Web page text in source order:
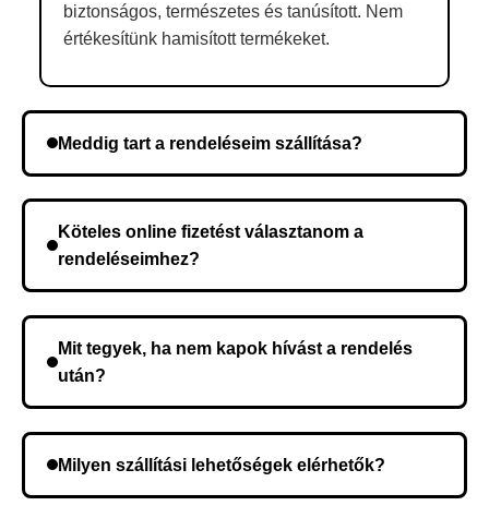
biztonságos, természetes és tanúsított. Nem
értékesítünk hamisított termékeket.
Meddig tart a rendeléseim szállítása?
kerül, és ez az időtartam függ a szállítási címtől.
Köteles online fizetést választanom a
rendeléseimhez?
Mit tegyek, ha nem kapok hívást a rendelés
után?
meg a rendelést.
Milyen szállítási lehetőségek elérhetők?